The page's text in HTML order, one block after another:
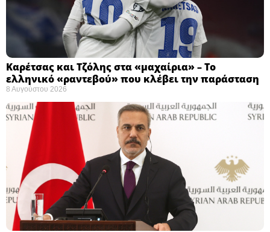
Καρέτσας και Τζόλης στα «μαχαίρια» – Το
ελληνικό «ραντεβού» που κλέβει την παράσταση
8 Αυγούστου 2026